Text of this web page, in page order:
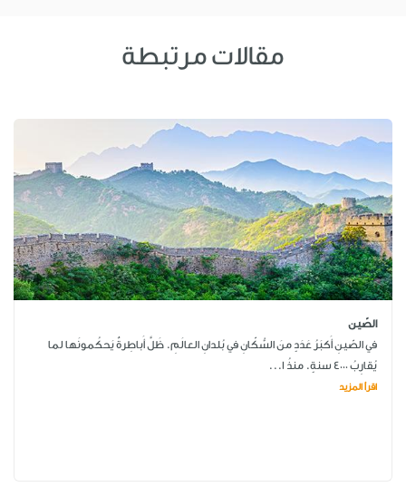
مقالات مرتبطة
الصّين
في الصّينِ أَكبَرُ عَدَدٍ منَ السُّكّانِ في بُلدانِ العالَمِ. ظَلَّ أَباطِرةٌ يَحكُمونَها لما
يُقارِبُ 4000 سنةٍ. منذُ 1...
اقرأ المزيد